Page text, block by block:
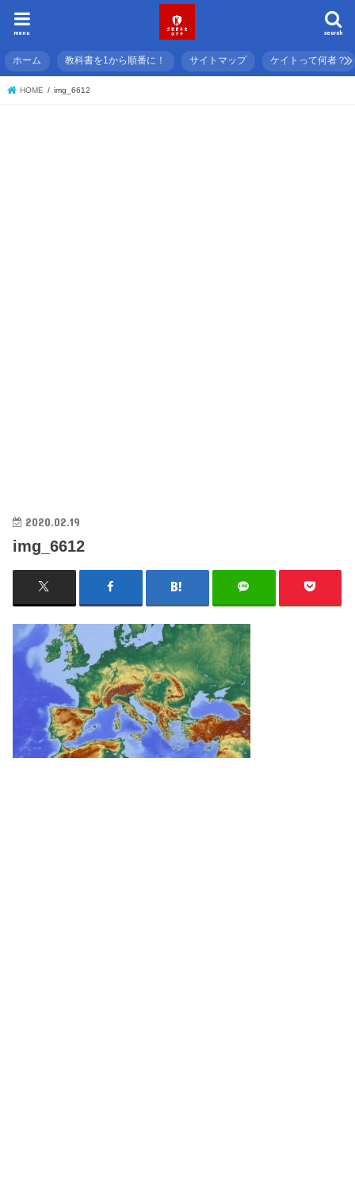
search
menu
ホーム 教科書を1から順番に！ サイトマップ ケイトって何者？
HOME img_6612
2020.02.19
img_6612